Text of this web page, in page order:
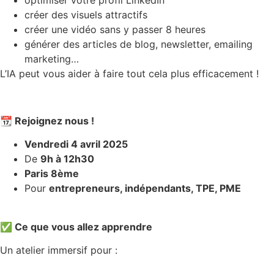
créer des visuels attractifs
créer une vidéo sans y passer 8 heures
générer des articles de blog, newsletter, emailing
marketing…
L’IA peut vous aider à faire tout cela plus efficacement !
📆 Rejoignez nous !
Vendredi 4 avril 2025
De 9h à 12h30
Paris 8ème
Pour entrepreneurs, indépendants, TPE, PME
✅ Ce que vous allez apprendre
Un atelier immersif pour :